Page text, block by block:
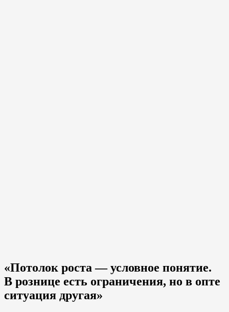
«Потолок роста — условное понятие.
В рознице есть ограничения, но в опте
ситуация другая»